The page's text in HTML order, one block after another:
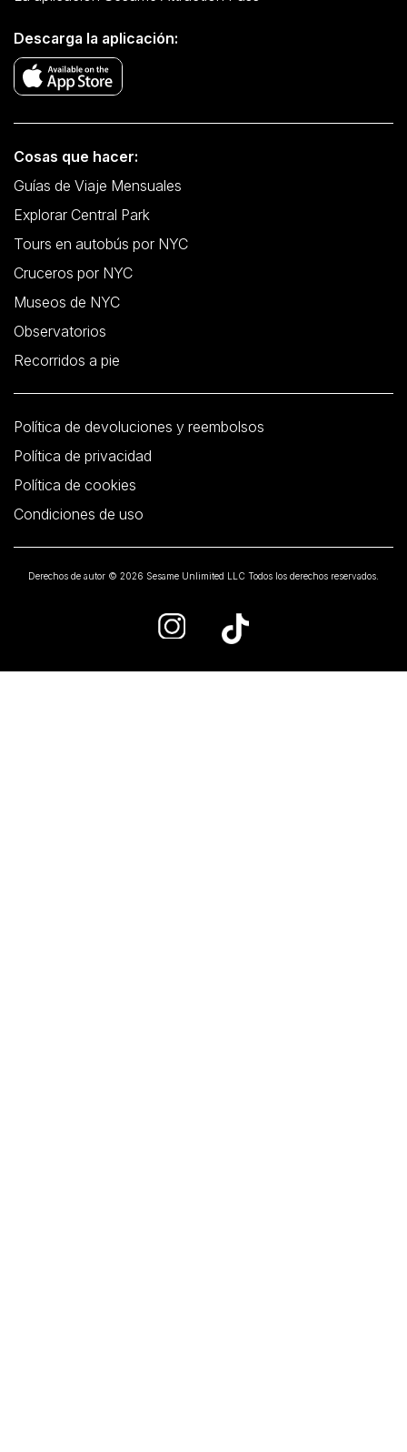
Descarga la aplicación:
Cosas que hacer:
Guías de Viaje Mensuales
Explorar Central Park
Tours en autobús por NYC
Cruceros por NYC
Museos de NYC
Observatorios
Recorridos a pie
Política de devoluciones y reembolsos
Política de privacidad
Política de cookies
Condiciones de uso
Derechos de autor © 2026 Sesame Unlimited LLC Todos los derechos reservados.